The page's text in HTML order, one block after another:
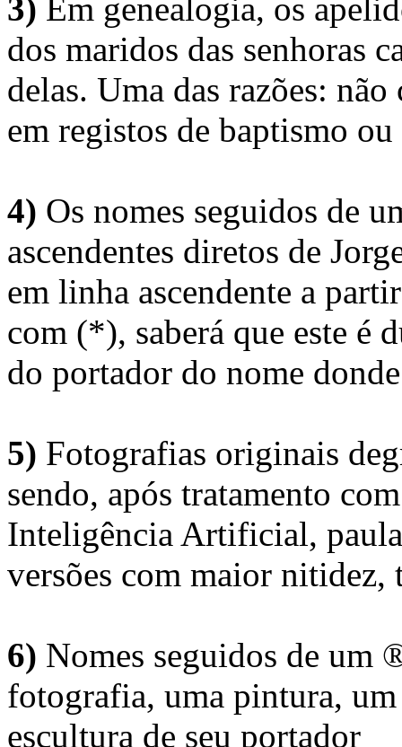
3) Em genealogia, os
dos maridos das senhoras
delas. Uma das razões:
em registos de baptismo
4) Os nomes seguidos de
ascendentes diretos de
em linha ascendente a
com (*), saberá que este é
do portador do nome
5) Fotografias originais
sendo, após tratamento
Inteligência Artificial,
versões com maior nitidez,
6) Nomes seguidos de um
fotografia, uma pintura,
escultura de seu portador